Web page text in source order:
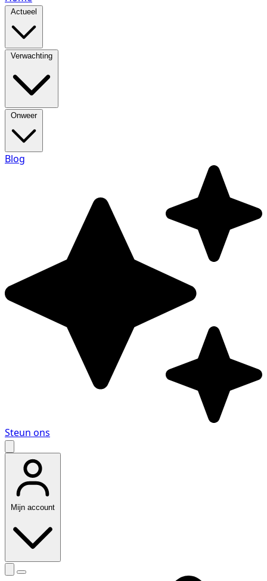
Actueel
Verwachting
Onweer
Blog
Steun ons
Mijn account